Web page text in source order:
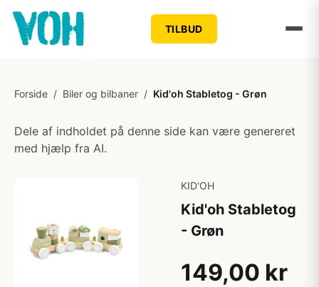
TILBUD
Forside / Biler og bilbaner / Kid'oh Stabletog - Grøn
Dele af indholdet på denne side kan være genereret
med hjælp fra AI.
KID'OH
Kid'oh Stabletog
- Grøn
149,00 kr